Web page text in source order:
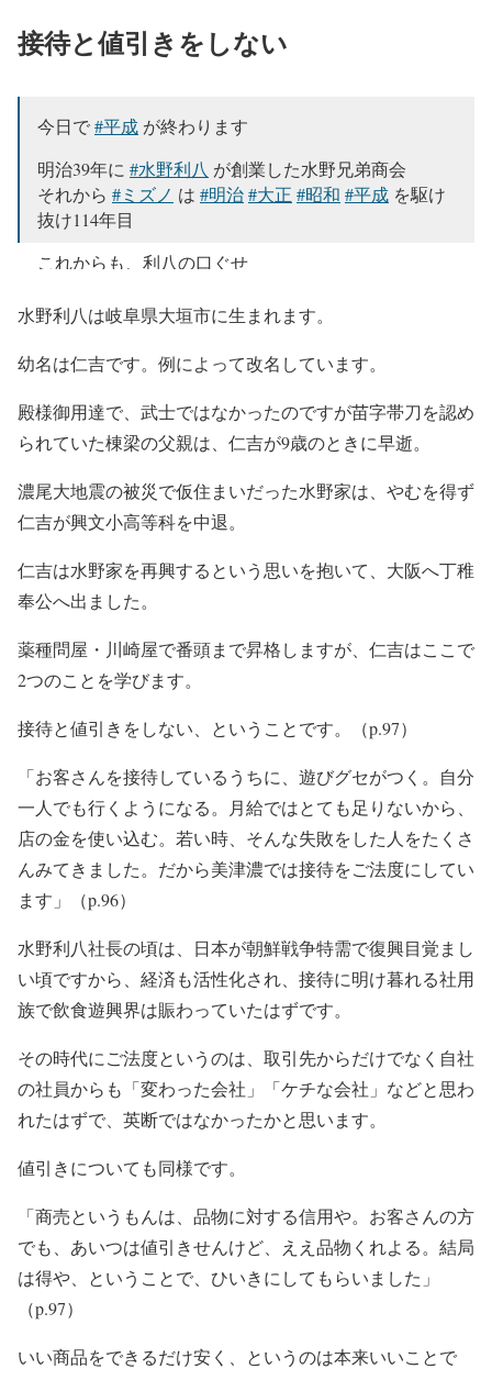
接待と値引きをしない
今日で#平成 が終わります
明治39年に #水野利八 が創業した水野兄弟商会
それから #ミズノ は #明治#大正 #昭和 #平成 を駆け
抜け114年目
これからも、利八の口ぐせ
を胸に、新しい時代を進んでいきます！
— MIZUNO JP（ミズノ株式会社） (@mizunojp)
30, 2019
水野利八は岐阜県大垣市に生まれます。
幼名は仁吉です。例によって改名しています。
殿様御用達で、武士ではなかったのですが苗字帯刀を認め
られていた棟梁の父親は、仁吉が9歳のときに早逝。
濃尾大地震の被災で仮住まいだった水野家は、やむを得ず
仁吉が興文小高等科を中退。
仁吉は水野家を再興するという思いを抱いて、大阪へ丁稚
奉公へ出ました。
薬種問屋・川崎屋で番頭まで昇格しますが、仁吉はここで
2つのことを学びます。
接待と値引きをしない、ということです。（p.97）
「お客さんを接待しているうちに、遊びグセがつく。自分
一人でも行くようになる。月給ではとても足りないから、
店の金を使い込む。若い時、そんな失敗をした人をたくさ
んみてきました。だから美津濃では接待をご法度にしてい
ます」（p.96）
水野利八社長の頃は、日本が朝鮮戦争特需で復興目覚まし
い頃ですから、経済も活性化され、接待に明け暮れる社用
族で飲食遊興界は賑わっていたはずです。
その時代にご法度というのは、取引先からだけでなく自社
の社員からも「変わった会社」「ケチな会社」などと思わ
れたはずで、英断ではなかったかと思います。
値引きについても同様です。
「商売というもんは、品物に対する信用や。お客さんの方
でも、あいつは値引きせんけど、ええ品物くれよる。結局
は得や、ということで、ひいきにしてもらいました」
（p.97）
いい商品をできるだけ安く、というのは本来いいことで